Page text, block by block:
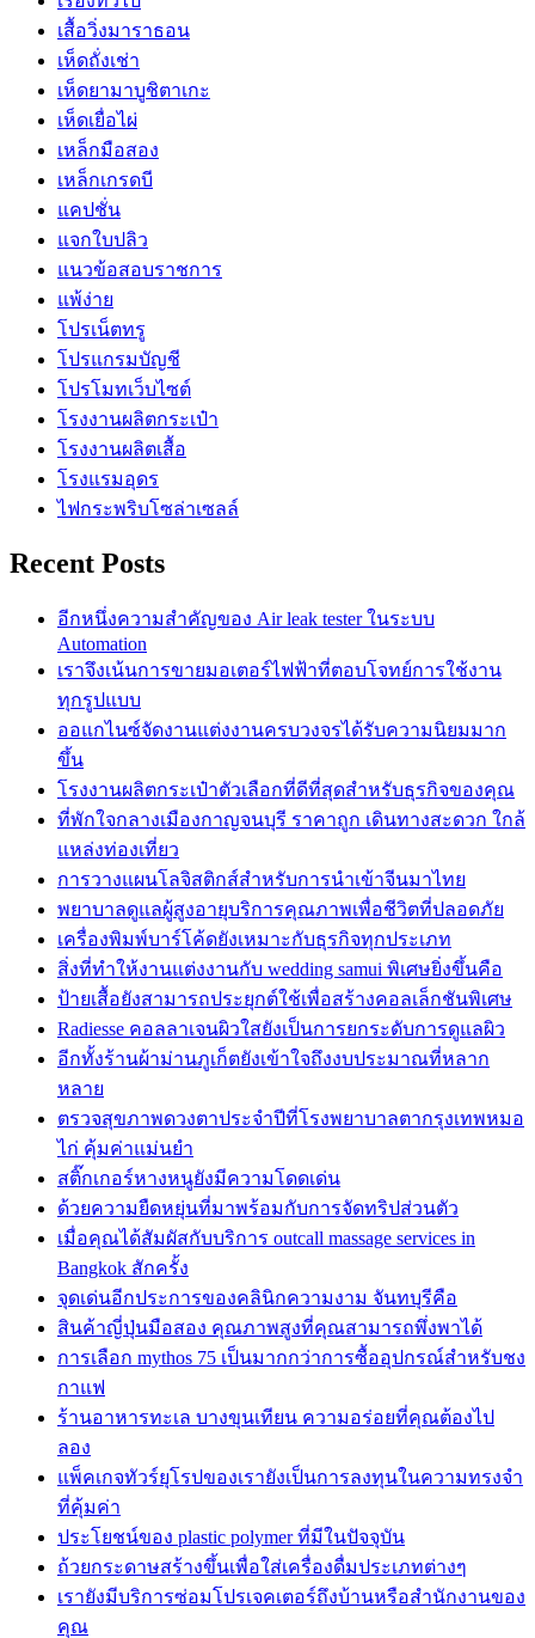
เสื้อวิ่งมาราธอน
เห็ดถั่งเช่า
เห็ดยามาบูชิตาเกะ
เห็ดเยื่อไผ่
เหล็กมือสอง
เหล็กเกรดบี
แคปชั่น
แจกใบปลิว
แนวข้อสอบราชการ
แพ้ง่าย
โปรเน็ตทรู
โปรแกรมบัญชี
โปรโมทเว็บไซต์
โรงงานผลิตกระเป๋า
โรงงานผลิตเสื้อ
โรงแรมอุดร
ไฟกระพริบโซล่าเซลล์
Recent Posts
อีกหนึ่งความสำคัญของ Air leak tester ในระบบ
Automation
เราจึงเน้นการขายมอเตอร์ไฟฟ้าที่ตอบโจทย์การใช้งาน
ทุกรูปแบบ
ออแกไนซ์จัดงานแต่งงานครบวงจรได้รับความนิยมมาก
ขึ้น
โรงงานผลิตกระเป๋าตัวเลือกที่ดีที่สุดสำหรับธุรกิจของคุณ
ที่พักใจกลางเมืองกาญจนบุรี ราคาถูก เดินทางสะดวก ใกล้
แหล่งท่องเที่ยว
การวางแผนโลจิสติกส์สำหรับการนำเข้าจีนมาไทย
พยาบาลดูแลผู้สูงอายุบริการคุณภาพเพื่อชีวิตที่ปลอดภัย
เครื่องพิมพ์บาร์โค้ดยังเหมาะกับธุรกิจทุกประเภท
สิ่งที่ทำให้งานแต่งงานกับ wedding samui พิเศษยิ่งขึ้นคือ
ป้ายเสื้อยังสามารถประยุกต์ใช้เพื่อสร้างคอลเล็กชันพิเศษ
Radiesse คอลลาเจนผิวใสยังเป็นการยกระดับการดูแลผิว
อีกทั้งร้านผ้าม่านภูเก็ตยังเข้าใจถึงงบประมาณที่หลาก
หลาย
ตรวจสุขภาพดวงตาประจำปีที่โรงพยาบาลตากรุงเทพหมอ
ไก่ คุ้มค่าแม่นยำ
สติ๊กเกอร์หางหนูยังมีความโดดเด่น
ด้วยความยืดหยุ่นที่มาพร้อมกับการจัดทริปส่วนตัว
เมื่อคุณได้สัมผัสกับบริการ outcall massage services in
Bangkok สักครั้ง
จุดเด่นอีกประการของคลินิกความงาม จันทบุรีคือ
สินค้าญี่ปุ่นมือสอง คุณภาพสูงที่คุณสามารถพึ่งพาได้
การเลือก mythos 75 เป็นมากกว่าการซื้ออุปกรณ์สำหรับชง
กาแฟ
ร้านอาหารทะเล บางขุนเทียน ความอร่อยที่คุณต้องไป
ลอง
แพ็คเกจทัวร์ยุโรปของเรายังเป็นการลงทุนในความทรงจำ
ที่คุ้มค่า
ประโยชน์ของ plastic polymer ที่มีในปัจจุบัน
ถ้วยกระดาษสร้างขึ้นเพื่อใส่เครื่องดื่มประเภทต่างๆ
เรายังมีบริการซ่อมโปรเจคเตอร์ถึงบ้านหรือสำนักงานของ
คุณ